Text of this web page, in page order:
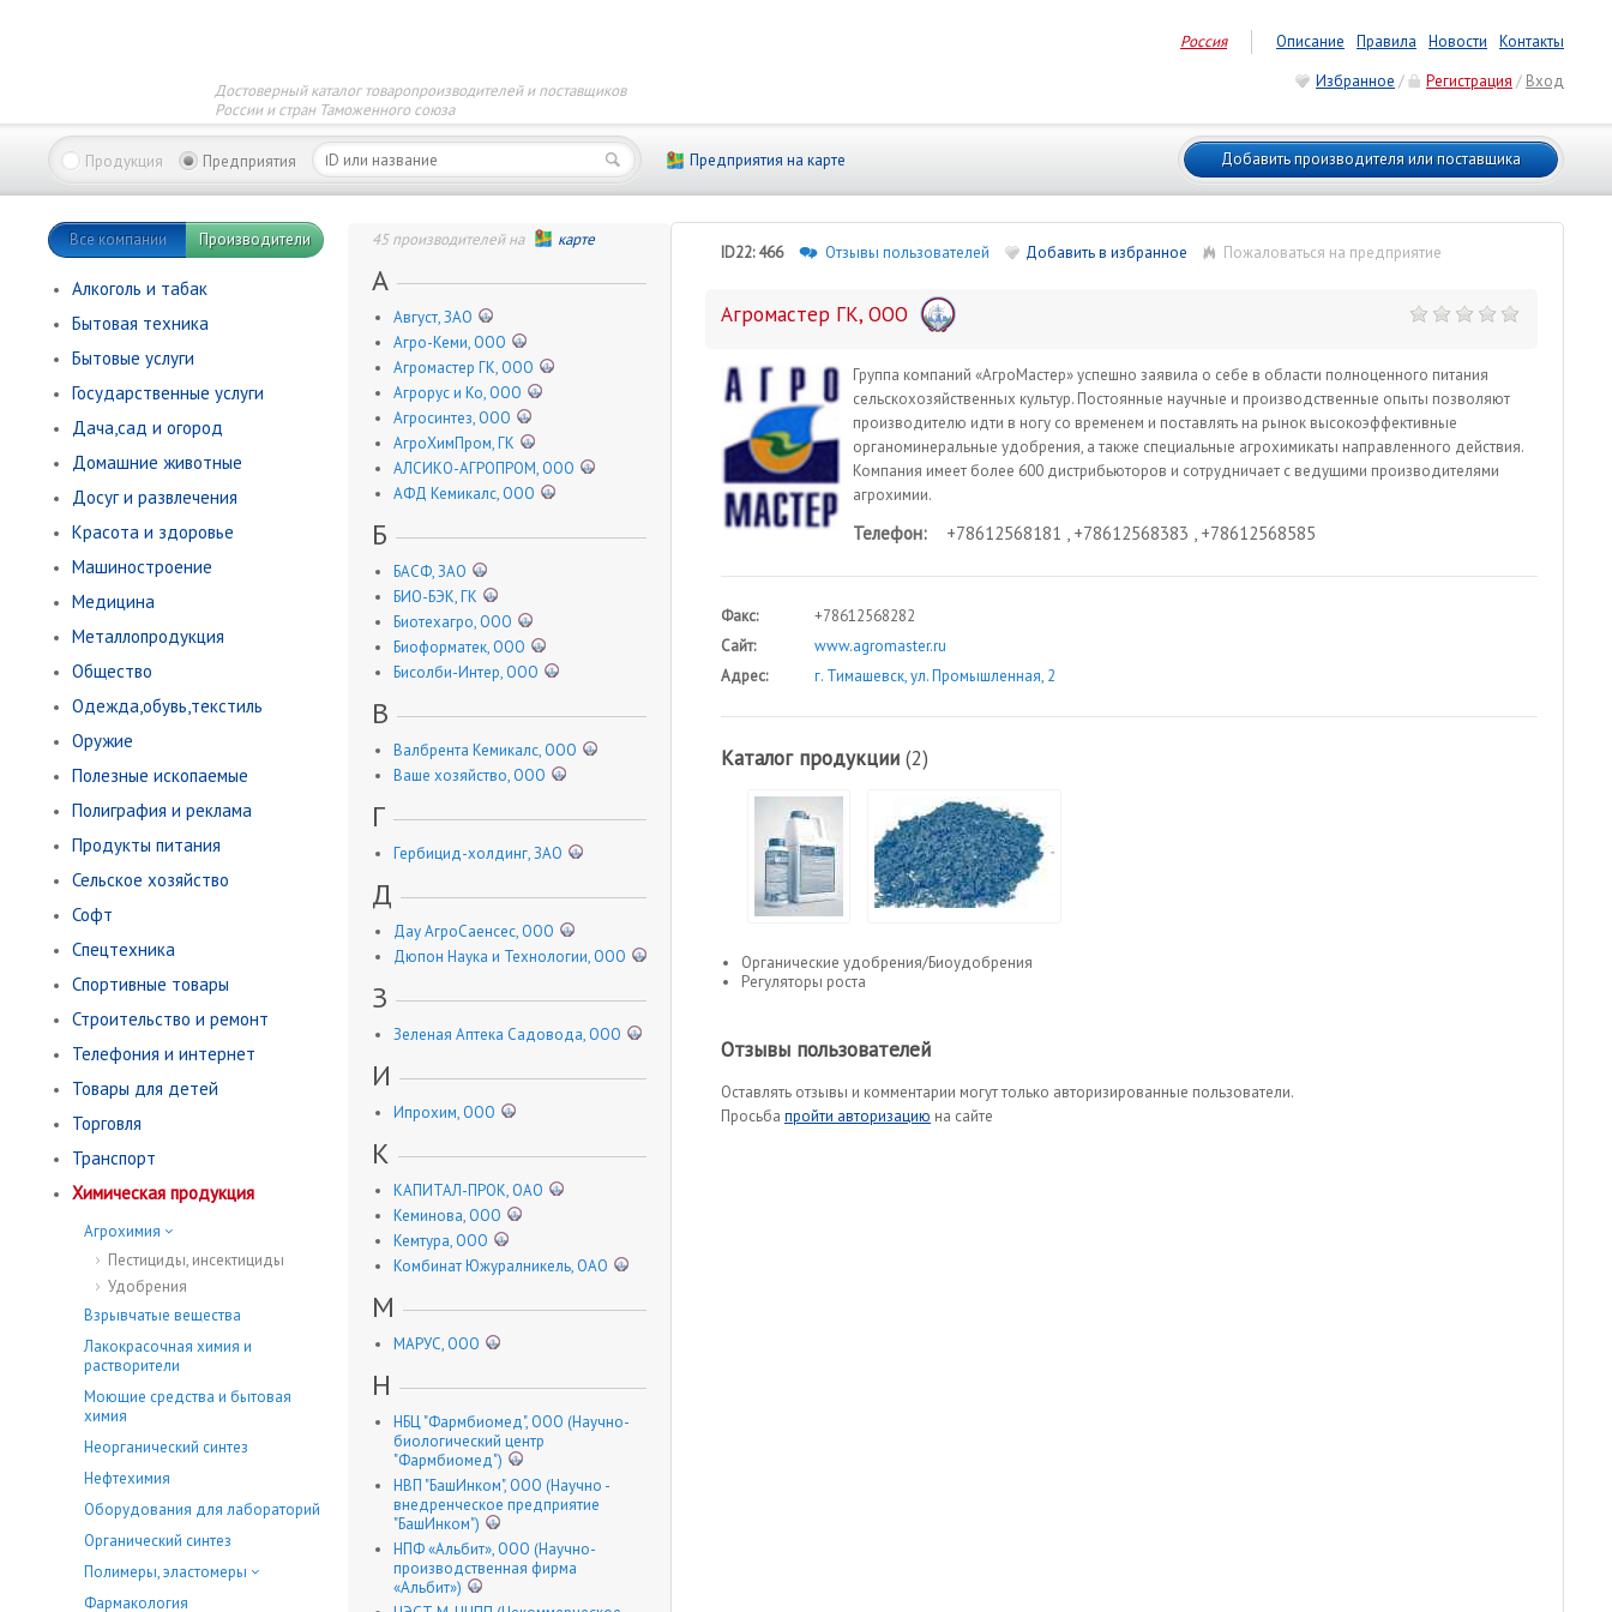
Достоверный каталог товаропроизводителей и поставщиков
России и стран Таможенного союза
Описание Правила Новости Контакты
Россия
Избранное / Регистрация / Вход
Продукция Предприятия Предприятия на карте Добавить производителя или поставщика
Все компании Производители
Алкоголь и табак
Бытовая техника
Бытовые услуги
Государственные услуги
Дача,сад и огород
Домашние животные
Досуг и развлечения
Красота и здоровье
Машиностроение
Медицина
Металлопродукция
Общество
Одежда,обувь,текстиль
Оружие
Полезные ископаемые
Полиграфия и реклама
Продукты питания
Сельское хозяйство
Софт
Спецтехника
Спортивные товары
Строительство и ремонт
Телефония и интернет
Товары для детей
Торговля
Транспорт
Химическая продукция
Агрохимия
Пестициды, инсектициды
Удобрения
Взрывчатые вещества
Лакокрасочная химия и
растворители
Моющие средства и бытовая
химия
Неорганический синтез
Нефтехимия
Оборудования для лабораторий
Органический синтез
Полимеры, эластомеры
Фармакология
45 производителей на карте
А
Август, ЗАО
Агро-Кеми, ООО
Агромастер ГК, ООО
Агрорус и Ко, ООО
Агросинтез, ООО
АгроХимПром, ГК
АЛСИКО-АГРОПРОМ, ООО
АФД Кемикалс, ООО
Б
БАСФ, ЗАО
БИО-БЭК, ГК
Биотехагро, ООО
Биоформатек, ООО
Бисолби-Интер, ООО
В
Валбрента Кемикалс, ООО
Ваше хозяйство, ООО
Г
Гербицид-холдинг, ЗАО
Д
Дау АгроСаенсес, ООО
Дюпон Наука и Технологии, ООО
З
Зеленая Аптека Садовода, ООО
И
Ипрохим, ООО
К
КАПИТАЛ-ПРОК, ОАО
Кеминова, ООО
Кемтура, ООО
Комбинат Южуралникель, ОАО
М
МАРУС, ООО
Н
НБЦ "Фармбиомед", ООО (Научно-
биологический центр
"Фармбиомед")
НВП "БашИнком", ООО (Научно -
внедренческое предприятие
"БашИнком")
НПФ «Альбит», ООО (Научно-
производственная фирма
«Альбит»)
ID22: 466 Отзывы пользователей Добавить в избранное Пожаловаться на предприятие
Агромастер ГК, ООО
Группа компаний «АгроМастер» успешно заявила о себе в области полноценного питания
сельскохозяйственных культур. Постоянные научные и производственные опыты позволяют
производителю идти в ногу со временем и поставлять на рынок высокоэффективные
органоминеральные удобрения, а также специальные агрохимикаты направленного действия.
Компания имеет более 600 дистрибьюторов и сотрудничает с ведущими производителями
агрохимии.
Телефон: +78612568181 , +78612568383 , +78612568585
Факс:
+78612568282
Сайт:
www.agromaster.ru
Адрес:
г. Тимашевск, ул. Промышленная, 2
Каталог продукции (2)
Органические удобрения/Биоудобрения
Регуляторы роста
Отзывы пользователей
Оставлять отзывы и комментарии могут только авторизированные пользователи.
Просьба пройти авторизацию на сайте